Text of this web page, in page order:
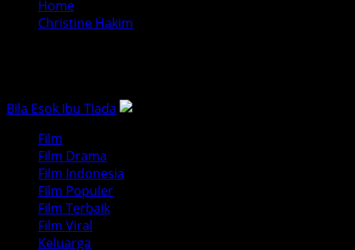
Home
Christine Hakim
Bila Esok Ibu Tiada
Film
Film Drama
Film Indonesia
Film Populer
Film Terbaik
Film Viral
Keluarga